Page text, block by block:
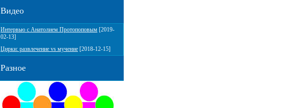
Видео
Интервью с Анатолием Протопоповым [2019-
02-13]
Цирки: развлечение vs мучение [2018-12-15]
Разное